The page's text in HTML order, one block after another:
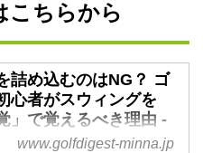
こちらから
詰め込むのはNG？ ゴ
心者がスウィングを
」で覚えるべき理由 -
のゴルフダイジェスト
www.golfdigest-minna.jp